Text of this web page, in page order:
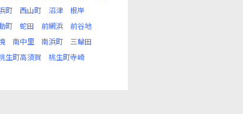
町 西山町 沼津
根岸
町 蛇田 前網浜
前谷地
南中里 南浜町
三輪田
生町高須賀
桃生町寺崎